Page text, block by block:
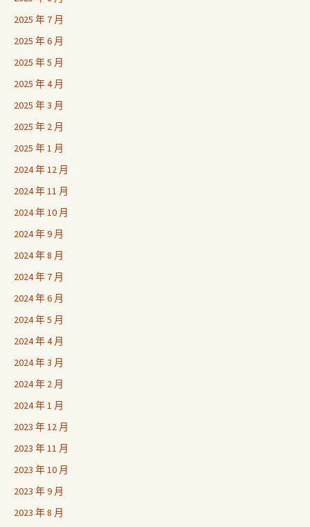
2025 年 7 月
2025 年 6 月
2025 年 5 月
2025 年 4 月
2025 年 3 月
2025 年 2 月
2025 年 1 月
2024 年 12 月
2024 年 11 月
2024 年 10 月
2024 年 9 月
2024 年 8 月
2024 年 7 月
2024 年 6 月
2024 年 5 月
2024 年 4 月
2024 年 3 月
2024 年 2 月
2024 年 1 月
2023 年 12 月
2023 年 11 月
2023 年 10 月
2023 年 9 月
2023 年 8 月